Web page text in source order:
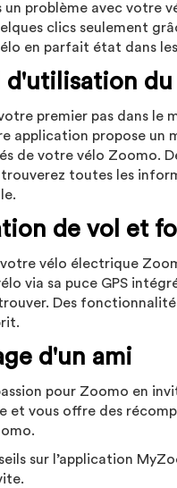
un problème avec votre
clics seulement
en parfait état dans
d'utilisation
premier pas dans le
application propose un
de votre vélo Zoomo.
toutes les
de vol et
votre vélo électrique
via sa puce GPS
Des
d'un ami
pour Zoomo en
et vous offre des
sur l’application